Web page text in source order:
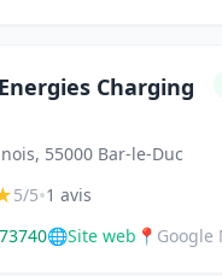
Charging
55000 Bar-le-Duc
5/5•1 avis
🌐Site web 📍 Google